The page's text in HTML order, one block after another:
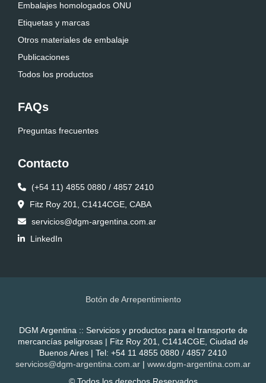
Embalajes homologados ONU
Etiquetas y marcas
Otros materiales de embalaje
Publicaciones
Todos los productos
FAQs
Preguntas frecuentes
Contacto
(+54 11) 4855 0880 / 4857 2410
Fitz Roy 201, C1414CGE, CABA
servicios@dgm-argentina.com.ar
LinkedIn
Botón de Arrepentimiento
DGM Argentina :: Servicios y productos para el transporte de
mercancías peligrosas | Fitz Roy 201, C1414CGE, Ciudad de
Buenos Aires | Tel: +54 11 4855 0880 / 4857 2410
servicios@dgm-argentina.com.ar | www.dgm-argentina.com.ar